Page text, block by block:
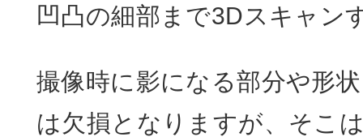
凹凸の細部まで3Dスキャン
撮像時に影になる部分や形
は欠損となりますが、そこ